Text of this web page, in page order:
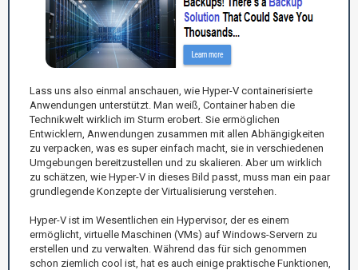
Lass uns also einmal anschauen, wie Hyper-V containerisierte
Anwendungen unterstützt. Man weiß, Container haben die
Technikwelt wirklich im Sturm erobert. Sie ermöglichen
Entwicklern, Anwendungen zusammen mit allen Abhängigkeiten
zu verpacken, was es super einfach macht, sie in verschiedenen
Umgebungen bereitzustellen und zu skalieren. Aber um wirklich
zu schätzen, wie Hyper-V in dieses Bild passt, muss man ein paar
grundlegende Konzepte der Virtualisierung verstehen.
Hyper-V ist im Wesentlichen ein Hypervisor, der es einem
ermöglicht, virtuelle Maschinen (VMs) auf Windows-Servern zu
erstellen und zu verwalten. Während das für sich genommen
schon ziemlich cool ist, hat es auch einige praktische Funktionen,